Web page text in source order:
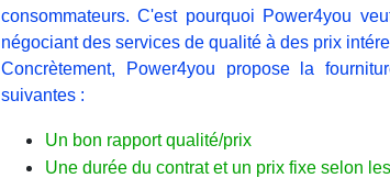
consommateurs. C'est pourquoi Power4you
négociant des services de qualité à des prix
Concrètement, Power4you propose la
suivantes :
Un bon rapport qualité/prix
Une durée du contrat et un prix fixe selon